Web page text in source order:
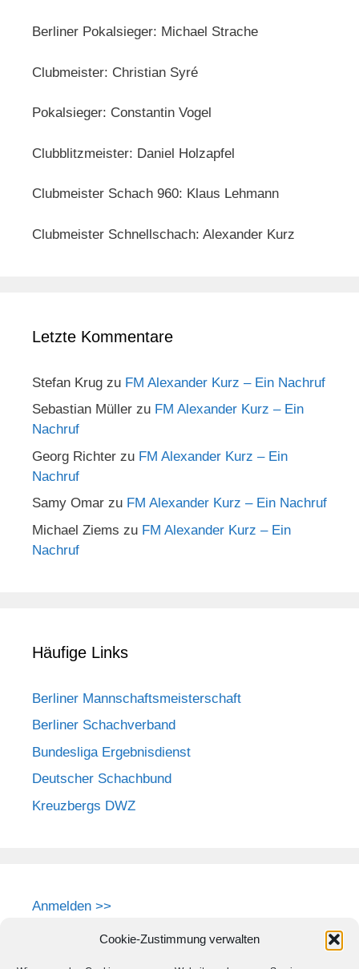
Cookie-Zustimmung verwalten
Berliner Pokalsieger: Michael Strache
Clubmeister: Christian Syré
Pokalsieger: Constantin Vogel
Clubblitzmeister: Daniel Holzapfel
Clubmeister Schach 960: Klaus Lehmann
Clubmeister Schnellschach: Alexander Kurz
Letzte Kommentare
Stefan Krug zu FM Alexander Kurz – Ein Nachruf
Sebastian Müller zu FM Alexander Kurz – Ein
Nachruf
Georg Richter zu FM Alexander Kurz – Ein
Nachruf
Samy Omar zu FM Alexander Kurz – Ein Nachruf
Michael Ziems zu FM Alexander Kurz – Ein
Nachruf
Häufige Links
Berliner Mannschaftsmeisterschaft
Berliner Schachverband
Bundesliga Ergebnisdienst
Deutscher Schachbund
Kreuzbergs DWZ
Anmelden >>